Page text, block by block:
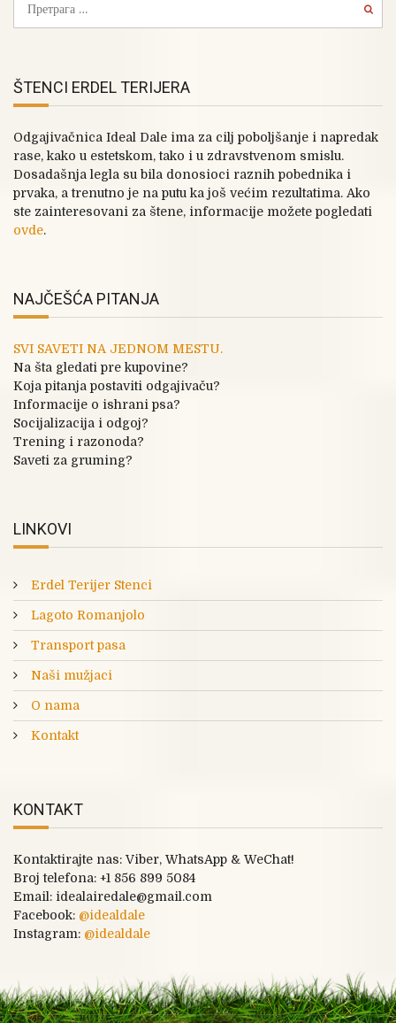
ŠTENCI ERDEL TERIJERA
Odgajivačnica Ideal Dale ima za cilj poboljšanje i napredak
rase, kako u estetskom, tako i u zdravstvenom smislu.
Dosadašnja legla su bila donosioci raznih pobednika i
prvaka, a trenutno je na putu ka još većim rezultatima. Ako
ste zainteresovani za štene, informacije možete pogledati
ovde.
NAJČEŠĆA PITANJA
SVI SAVETI NA JEDNOM MESTU.
Na šta gledati pre kupovine?
Koja pitanja postaviti odgajivaču?
Informacije o ishrani psa?
Socijalizacija i odgoj?
Trening i razonoda?
Saveti za gruming?
LINKOVI
Erdel Terijer Stenci
Lagoto Romanjolo
Transport pasa
Naši mužjaci
O nama
Kontakt
KONTAKT
Kontaktirajte nas: Viber, WhatsApp & WeChat!
Broj telefona: +1 856 899 5084
Email: idealairedale@gmail.com
Facebook: @idealdale
Instagram: @idealdale